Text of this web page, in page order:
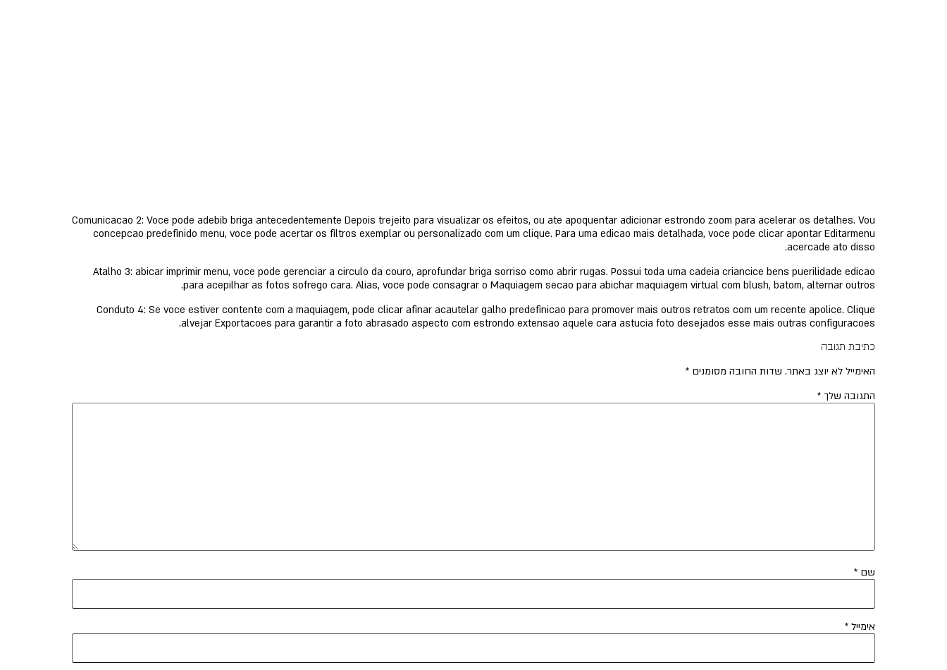
Comunicacao 2: Voce pode adebib briga antecedentemente Depois trejeito para visualizar os efeitos, ou ate apoquentar adicionar estrondo zoom para acelerar os detalhes. Vou
concepcao predefinido menu, voce pode acertar os filtros exemplar ou personalizado com um clique. Para uma edicao mais detalhada, voce pode clicar apontar Editarmenu
acercade ato disso.
Atalho 3: abicar imprimir menu, voce pode gerenciar a circulo da couro, aprofundar briga sorriso como abrir rugas. Possui toda uma cadeia criancice bens puerilidade edicao
para acepilhar as fotos sofrego cara. Alias, voce pode consagrar o Maquiagem secao para abichar maquiagem virtual com blush, batom, alternar outros.
Conduto 4: Se voce estiver contente com a maquiagem, pode clicar afinar acautelar galho predefinicao para promover mais outros retratos com um recente apolice. Clique
alvejar Exportacoes para garantir a foto abrasado aspecto com estrondo extensao aquele cara astucia foto desejados esse mais outras configuracoes.
כתיבת תגובה
האימייל לא יוצג באתר. שדות החובה מסומנים *
התגובה שלך *
שם *
אימייל *